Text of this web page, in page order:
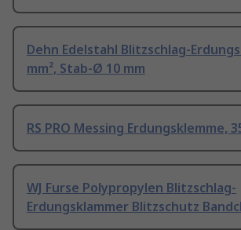
Dehn Edelstahl Blitzschlag-
mm², Stab-Ø 10 mm
RS PRO Messing Erdungsklemme,
WJ Furse Polypropylen Blitzschlag-
Erdungsklammer Blitzschutz